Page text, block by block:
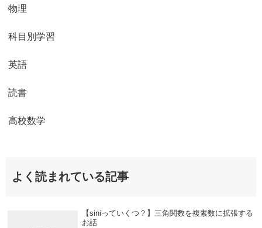
物理
科目別学習
英語
読書
高校数学
よく読まれている記事
【siniっていくつ？】三角関数を複素数に拡張する
お話